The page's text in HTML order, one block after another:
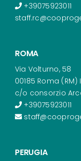
+39075923011
ROMA
Via Volturno, 58
00185 Roma (RM)
c/o consorzio
+39075923011
PERUGIA